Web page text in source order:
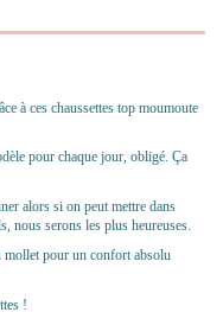
à ces chaussettes top moumoute
pour chaque jour, obligé. Ça
alors si on peut mettre dans
nous serons les plus heureuses.
mollet pour un confort absolu
!